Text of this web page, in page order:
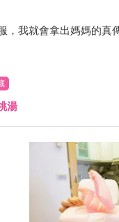
，我就會拿出媽媽的
湯